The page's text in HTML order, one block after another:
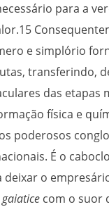
para a
15
e simplório
transferindo,
das etapas
física e
poderosos
É o
o
gaiatice com o suor